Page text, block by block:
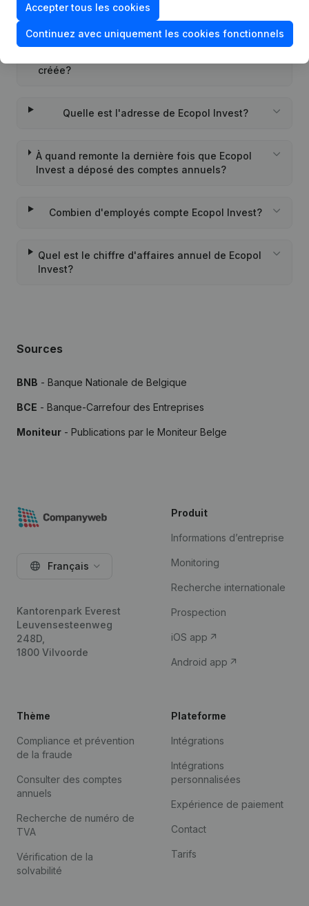
Quel est l'identifiant PEPPOL de Ecopol Invest?
créée?
Quelle est l'adresse de Ecopol Invest?
À quand remonte la dernière fois que Ecopol
Invest a déposé des comptes annuels?
Combien d'employés compte Ecopol Invest?
Quel est le chiffre d'affaires annuel de Ecopol
Invest?
Sources
BNB - Banque Nationale de Belgique
BCE - Banque-Carrefour des Entreprises
Moniteur - Publications par le Moniteur Belge
Accepter tous les cookies
Continuez avec uniquement les cookies fonctionnels
Français
Kantorenpark Everest
Leuvensesteenweg
248D,
1800 Vilvoorde
Produit
Informations d’entreprise
Monitoring
Recherche internationale
Prospection
iOS app
Android app
Thème
Compliance et prévention
de la fraude
Consulter des comptes
annuels
Recherche de numéro de
TVA
Vérification de la
solvabilité
Plateforme
Intégrations
Intégrations
personnalisées
Expérience de paiement
Contact
Tarifs